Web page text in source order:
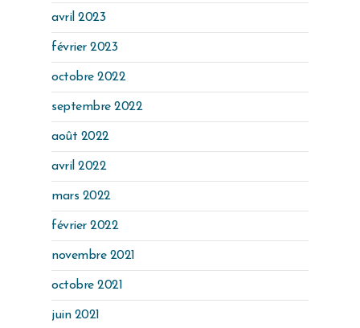
avril 2023
février 2023
octobre 2022
septembre 2022
août 2022
avril 2022
mars 2022
février 2022
novembre 2021
octobre 2021
juin 2021